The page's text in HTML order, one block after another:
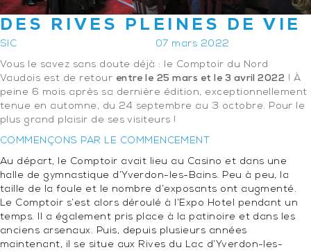
DES RIVES PLEINES DE VIE
SIC
07 mars 2022
Vous le savez sans doute déjà : le Comptoir du Nord
Vaudois est de retour entre le 25 mars et le 3 avril 2022 ! À
peine 6 mois après sa dernière édition, exceptionnellement
tenue en automne, du 24 septembre au 3 octobre. Pour le
plus grand plaisir de ses visiteurs !
COMMENÇONS PAR LE COMMENCEMENT
Au départ, le Comptoir avait lieu au Casino et dans une
halle de gymnastique d’Yverdon-les-Bains. Peu à peu, la
taille de la foule et le nombre d’exposants ont augmenté.
Le Comptoir s’est alors déroulé à l’Expo Hotel pendant un
temps. Il a également pris place à la patinoire et dans les
anciens arsenaux. Puis, depuis plusieurs années
maintenant, il se situe aux Rives du Lac d’Yverdon-les-